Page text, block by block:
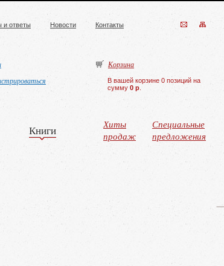
и ответы Новости Контакты
Корзина
В вашей корзине 0 позиций на
сумму 0 р
Книги
Хиты
продаж
Специальные
предложения